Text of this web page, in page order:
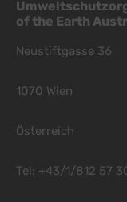
of the Earth
Neustiftgasse 36
1070 Wien
Österreich
Tel: +43/1/812 57